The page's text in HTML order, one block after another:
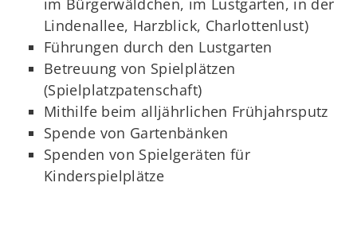
Lindenallee, Harzblick, Charlottenlust)
Führungen durch den Lustgarten
Betreuung von Spielplätzen
(Spielplatzpatenschaft)
Mithilfe beim alljährlichen Frühjahrsputz
Spende von Gartenbänken
Spenden von Spielgeräten für
Kinderspielplätze